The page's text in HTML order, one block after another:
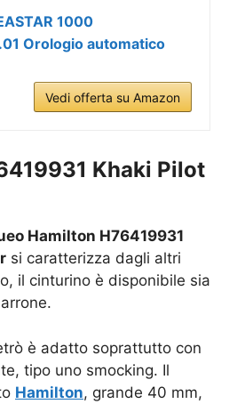
1000
Orologio automatico
Vedi offerta su Amazon
Khaki Pilot
Hamilton H76419931
si caratterizza dagli altri
il cinturino è disponibile sia
è adatto soprattutto con
tipo uno smocking. Il
Hamilton, grande 40 mm,